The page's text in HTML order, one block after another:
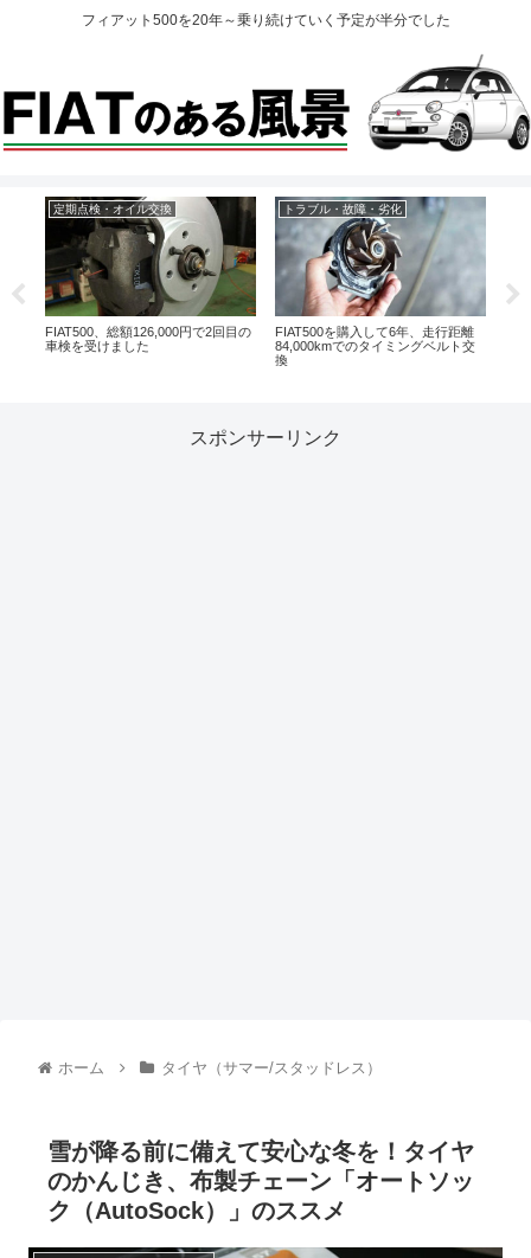
フィアット500を20年～乗り続けていく予定が半分でした
定期点検・オイル交換
FIAT500、総額126,000円で2回目の
車検を受けました
トラブル・故障・劣化
FIAT500を購入して6年、走行距離
84,000kmでのタイミングベルト交
換
スポンサーリンク
ホーム タイヤ（サマー/スタッドレス）
雪が降る前に備えて安心な冬を！タイヤ
のかんじき、布製チェーン「オートソッ
ク（AutoSock）」のススメ